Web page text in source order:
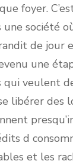
foyer.
société
de jour
une
qui veulent
libérer des
d
et les